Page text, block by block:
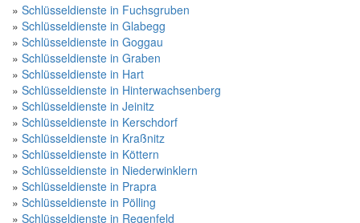
» Schlüsseldienste in Fuchsgruben
» Schlüsseldienste in Glabegg
» Schlüsseldienste in Goggau
» Schlüsseldienste in Graben
» Schlüsseldienste in Hart
» Schlüsseldienste in Hinterwachsenberg
» Schlüsseldienste in Jeinitz
» Schlüsseldienste in Kerschdorf
» Schlüsseldienste in Kraßnitz
» Schlüsseldienste in Köttern
» Schlüsseldienste in Niederwinklern
» Schlüsseldienste in Prapra
» Schlüsseldienste in Pölling
» Schlüsseldienste in Regenfeld